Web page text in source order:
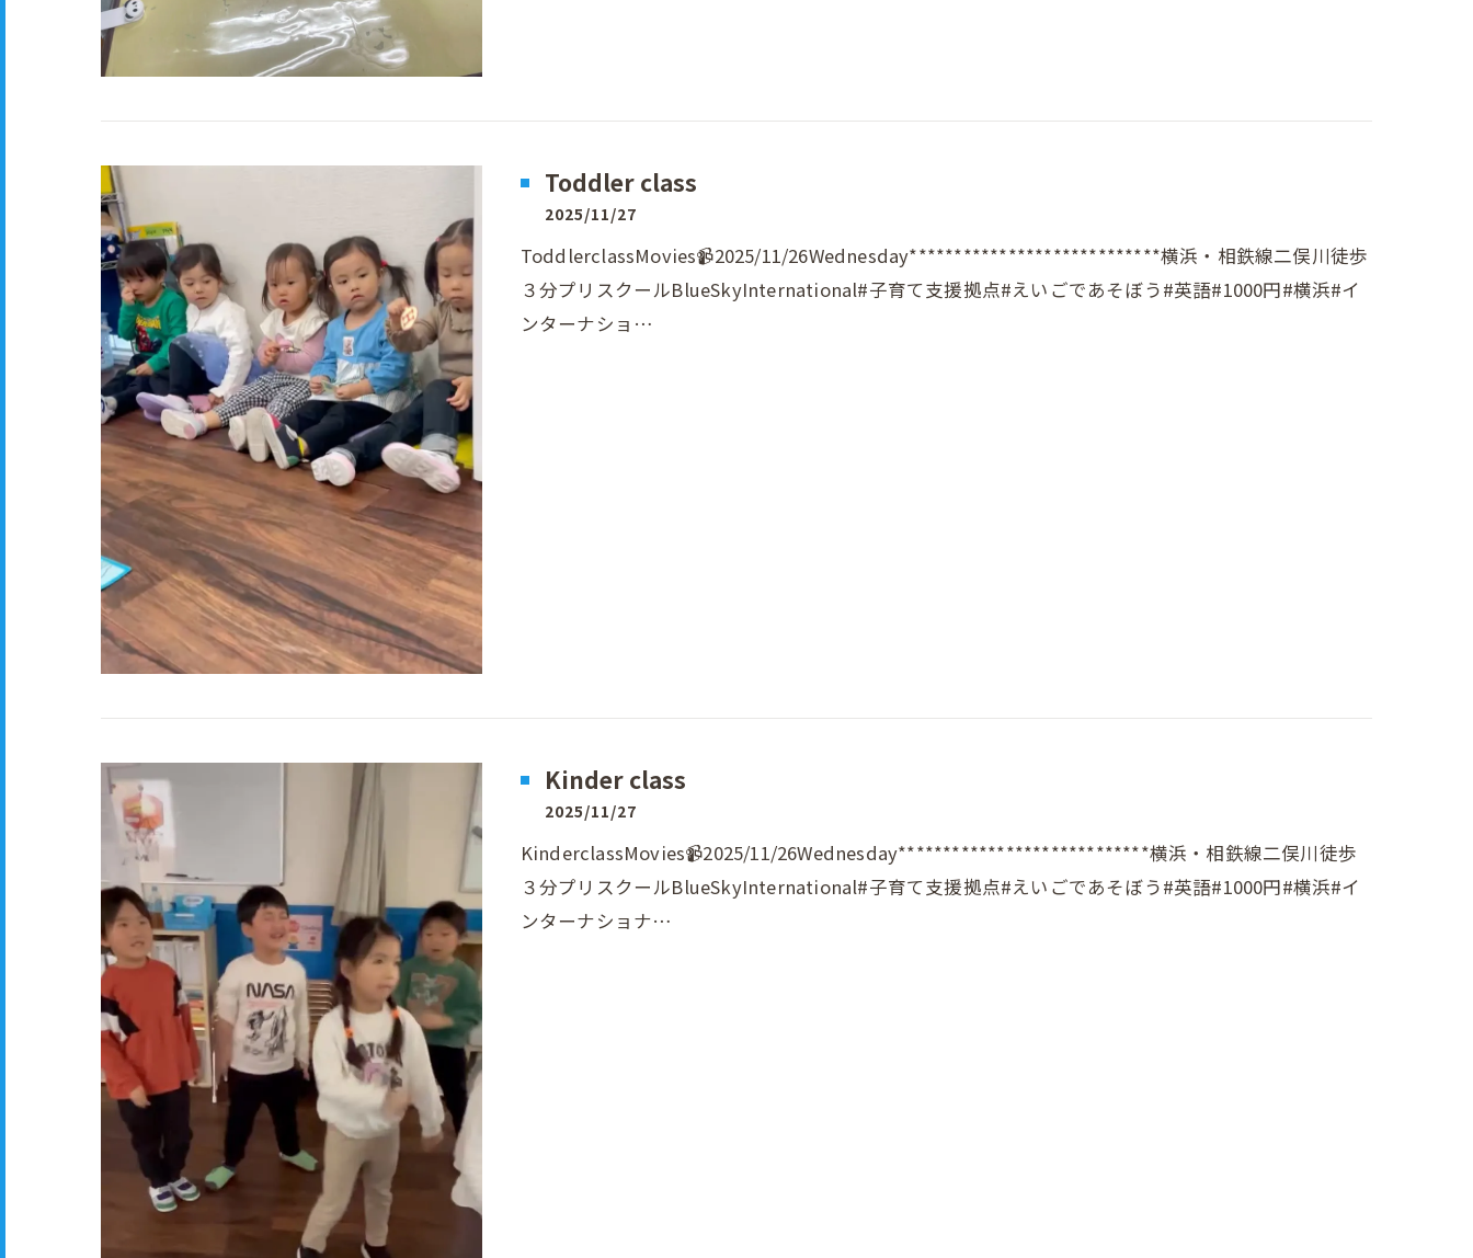
Toddler class
2025/11/27
ToddlerclassMovies📹2025/11/26Wednesday****************************横浜・相鉄線二俣川徒歩
３分プリスクールBlueSkyInternational#子育て支援拠点#えいごであそぼう#英語#1000円#横浜#イ
ンターナショ…
Kinder class
2025/11/27
KinderclassMovies📹2025/11/26Wednesday****************************横浜・相鉄線二俣川徒歩
３分プリスクールBlueSkyInternational#子育て支援拠点#えいごであそぼう#英語#1000円#横浜#イ
ンターナショナ…